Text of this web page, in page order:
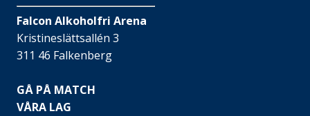
Falcon Alkoholfri Arena
Kristineslättsallén 3
311 46 Falkenberg
GÅ PÅ MATCH
VÅRA LAG